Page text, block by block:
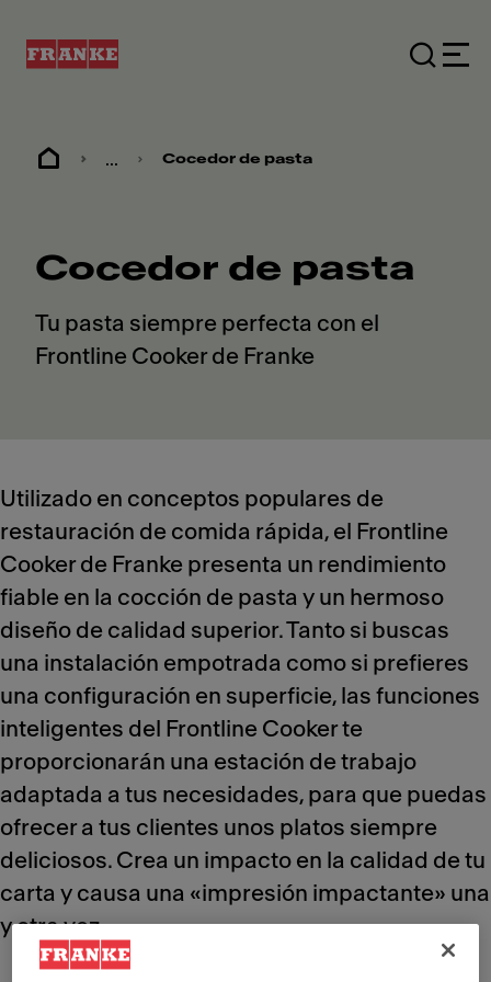
... Cocedor de pasta
Cocedor de pasta
Tu pasta siempre perfecta con el
Frontline Cooker de Franke
Utilizado en conceptos populares de
restauración de comida rápida, el Frontline
Cooker de Franke presenta un rendimiento
fiable en la cocción de pasta y un hermoso
diseño de calidad superior. Tanto si buscas
una instalación empotrada como si prefieres
una configuración en superficie, las funciones
inteligentes del Frontline Cooker te
proporcionarán una estación de trabajo
adaptada a tus necesidades, para que puedas
ofrecer a tus clientes unos platos siempre
deliciosos. Crea un impacto en la calidad de tu
carta y causa una «impresión impactante» una
y otra vez.